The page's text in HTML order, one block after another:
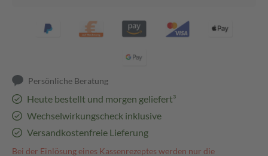
Persönliche Beratung
Heute bestellt und morgen geliefert³
Wechselwirkungscheck inklusive
Versandkostenfreie Lieferung
Bei der Einlösung eines Kassenrezeptes werden nur die